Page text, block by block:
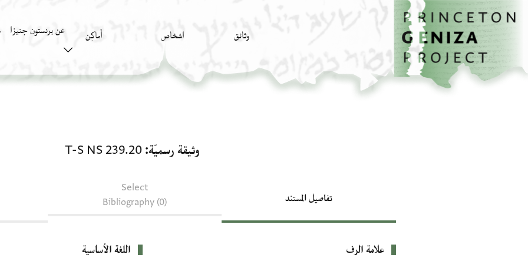
تخطي إلى المحتوى الرئيسي
الصفحة الرئيسية
وثائق اشخاص أَماكِن عن برنستون جنيزا
وثيقة رسميّة T-S NS 239.20
تفاصيل المستند
Select
Bibliography (0)
بيانات التعريف
علامة الرف اللغة الأساسية